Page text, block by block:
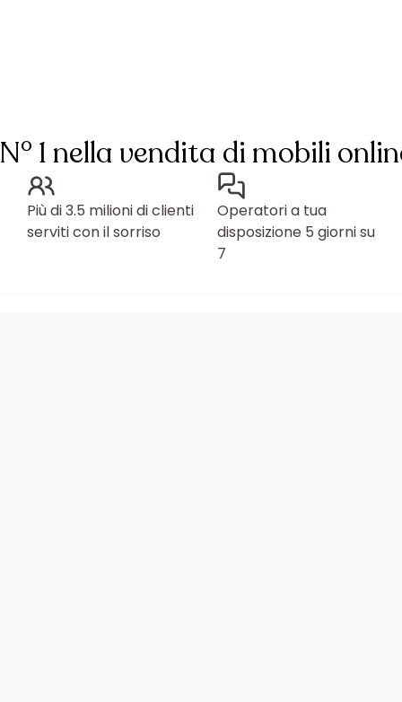
N° 1 nella vendita di mobili
Più di 3.5 milioni di clienti
serviti con il sorriso
Operatori a tua
disposizione 5 giorni su
7